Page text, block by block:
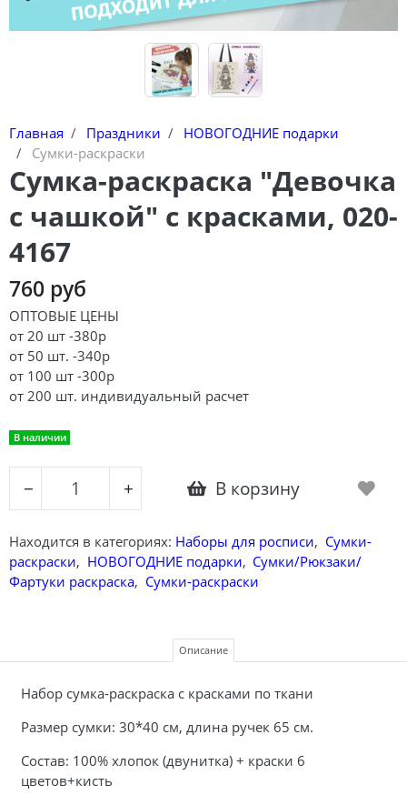
Главная Праздники
НОВОГОДНИЕ подарки
Сумки-раскраски
Сумка-раскраска "Девочка
с чашкой" с красками, 020-
4167
760 руб
ОПТОВЫЕ ЦЕНЫ
от 20 шт -380р
от 50 шт. -340р
от 100 шт -300р
от 200 шт. индивидуальный расчет
В наличии
− + В корзину
Находится в категориях: Наборы для росписи, Сумки-
раскраски, НОВОГОДНИЕ подарки, Сумки/Рюкзаки/
Фартуки раскраска, Сумки-раскраски
Описание
Набор сумка-раскраска с красками по ткани
Размер сумки: 30*40 см, длина ручек 65 см.
Состав: 100% хлопок (двунитка) + краски 6
цветов+кисть